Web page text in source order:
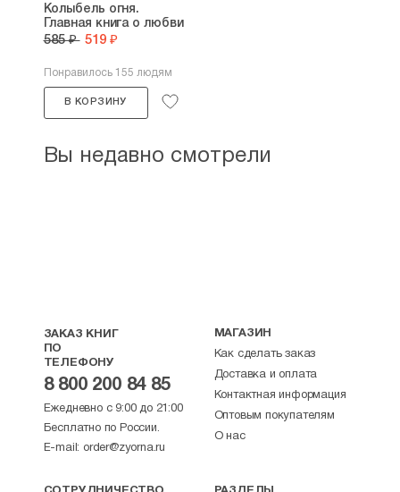
Колыбель огня.
Главная книга о любви
585 ₽ 519 ₽
Понравилось 155 людям
В КОРЗИНУ
Вы недавно смотрели
ЗАКАЗ КНИГ
ПО
ТЕЛЕФОНУ
8 800 200 84 85
Ежедневно с 9:00 до 21:00
Бесплатно по России.
E-mail: order@zyorna.ru
МАГАЗИН
Как сделать заказ
Доставка и оплата
Контактная информация
Оптовым покупателям
О нас